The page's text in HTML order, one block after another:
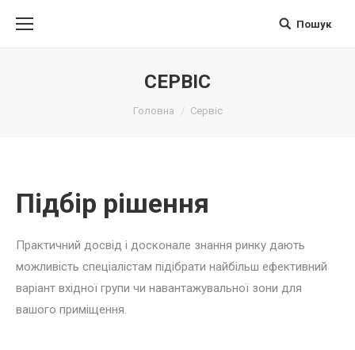
ПоискПошук
СЕРВІС
Головна Сервіс
Підбір рішення
Практичний досвід і досконале знання ринку дають
можливість спеціалістам підібрати найбільш ефективний
варіант вхідної групи чи навантажувальної зони для
вашого приміщення.